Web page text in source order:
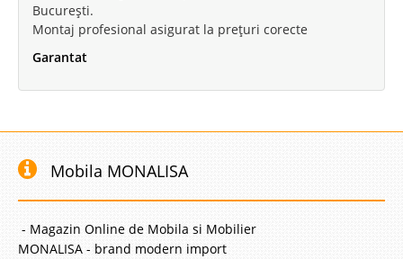
București.
Montaj profesional asigurat la prețuri corecte
Garantat
Mobila MONALISA
- Magazin Online de Mobila si Mobilier
MONALISA - brand modern import